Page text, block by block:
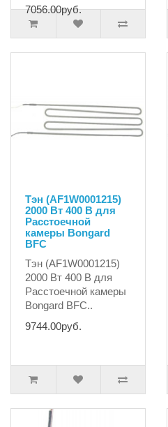
7056.00руб.
Тэн (AF1W0001215)
2000 Вт 400 В для
Расстоечной
камеры Bongard
BFC
Тэн (AF1W0001215)
2000 Вт 400 В для
Расстоечной камеры
Bongard BFC..
9744.00руб.